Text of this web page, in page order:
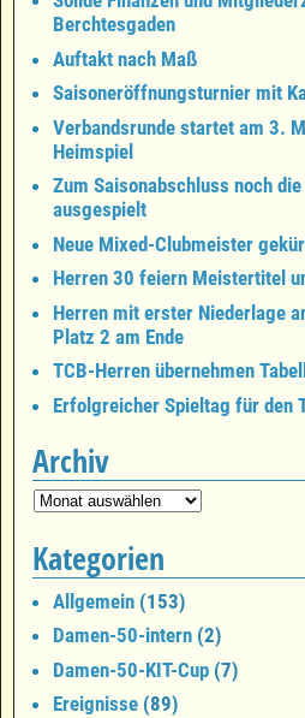
Berchtesgaden
Auftakt nach Maß
Saisoneröffnungsturnier mit
Verbandsrunde startet am 3.
Heimspiel
Zum Saisonabschluss noch
ausgespielt
Neue Mixed-Clubmeister
Herren 30 feiern Meistertitel
Herren mit erster Niederlage
Platz 2 am Ende
TCB-Herren übernehmen
Erfolgreicher Spieltag für den
Archiv
Kategorien
Allgemein (153)
Damen-50-intern (2)
Damen-50-KIT-Cup (7)
Ereignisse (89)